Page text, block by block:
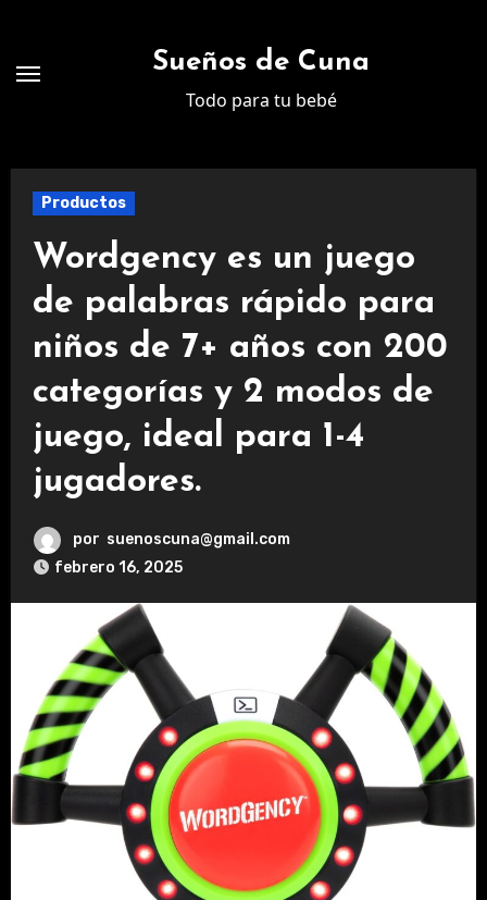
contenido
Sueños de Cuna
Todo para tu bebé
Productos
Wordgency es un juego
de palabras rápido para
niños de 7+ años con 200
categorías y 2 modos de
juego, ideal para 1-4
jugadores.
por suenoscuna@gmail.com
febrero 16, 2025